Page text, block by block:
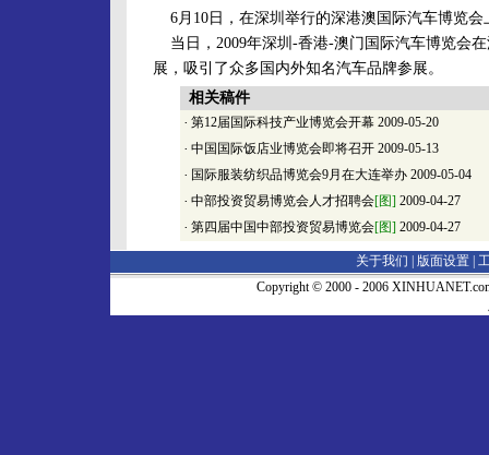
6月10日，在深圳举行的深港澳国际汽车博览
当日，2009年深圳-香港-澳门国际汽车博览会
展，吸引了众多国内外知名汽车品牌参展。
相关稿件
· 第12届国际科技产业博览会开幕 2009-05-20
· 中国国际饭店业博览会即将召开 2009-05-13
· 国际服装纺织品博览会9月在大连举办 2009-05-04
· 中部投资贸易博览会人才招聘会[图] 2009-04-27
· 第四届中国中部投资贸易博览会[图] 2009-04-27
关于我们 | 版面设置
Copyright © 2000 - 2006